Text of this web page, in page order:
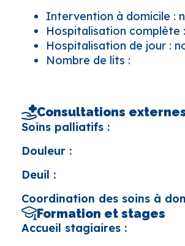
Intervention à domicile :
Hospitalisation complète
Hospitalisation de jour :
Nombre de lits :
Consultations
Soins palliatifs :
Douleur :
Deuil :
Coordination des soins à
Formation et stages
Accueil stagiaires :